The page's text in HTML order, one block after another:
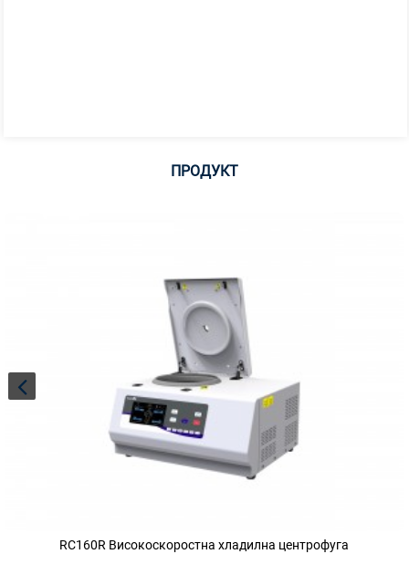
ПРОДУКТ
RC160R Високоскоростна хладилна центрофуга